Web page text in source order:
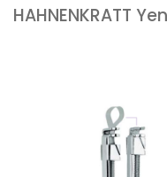
HAHNENKRATT